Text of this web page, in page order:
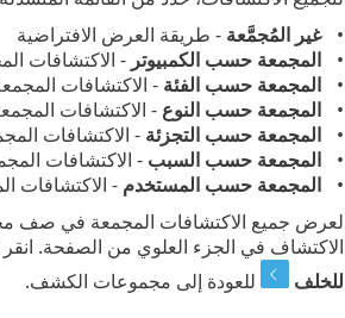
غير المُجمَّعة - طريقة العرض الافتراضية
المجمعة حسب الكمبيوتر - الاكتشافات
المجمعة حسب الفئة - الاكتشافات
المجمعة حسب النوع - الاكتشافات
المجمعة حسب التجزئة - الاكتشافات
المجمعة حسب السبب - الاكتشافات
المجمعة حسب المستخدم - الاكتشافات
لعرض جميع الاكتشافات المجمعة في صف
الاكتشاف في الجزء العلوي من الصفحة. انقر
للخلف
للعودة إلى مجموعات الكشف.